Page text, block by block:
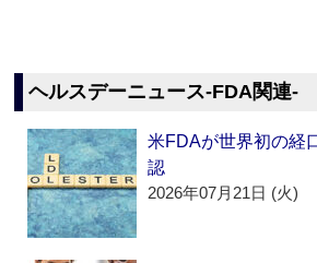
ヘルスデーニュース‐FDA関連‐
米FDAが世界初の経
認
2026年07月21日 (火)